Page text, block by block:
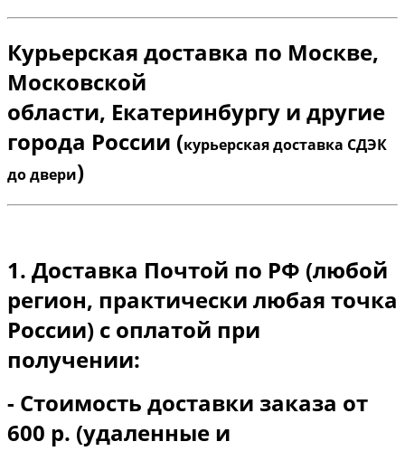
Курьерская доставка по Москве,
Московской
области, Екатеринбургу и другие
города России (курьерская доставка СДЭК
до двери)
1. Доставка Почтой по РФ (любой
регион, практически любая точка
России) с оплатой при
получении:
- Стоимость доставки заказа от
600 р. (удаленные и